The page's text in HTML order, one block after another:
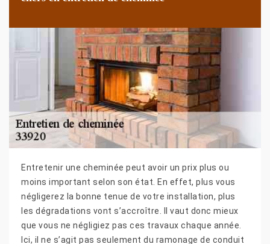
Entretenir une cheminée peut avoir un prix plus ou
moins important selon son état. En effet, plus vous
négligerez la bonne tenue de votre installation, plus
les dégradations vont s’accroître. Il vaut donc mieux
que vous ne négligiez pas ces travaux chaque année.
Ici, il ne s’agit pas seulement du ramonage de conduit